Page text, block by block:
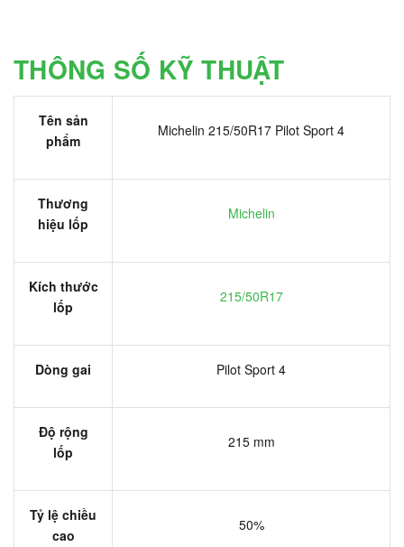
THÔNG SỐ KỸ THUẬT
Tên sản
phẩm
Michelin 215/50R17 Pilot Sport 4
Thương
hiệu lốp
Michelin
Kích thước
lốp
215/50R17
Dòng gai Pilot Sport 4
Độ rộng
lốp
215 mm
Tỷ lệ chiều
cao
50%